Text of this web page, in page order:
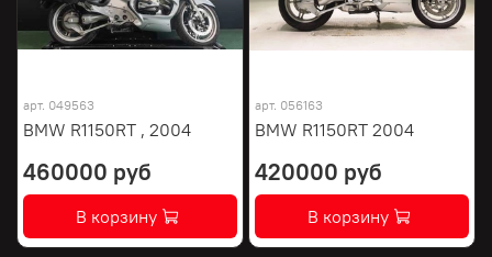
арт. 049563
BMW R1150RT , 2004
460000 руб
В корзину
арт. 056163
BMW R1150RT 2004
420000 руб
В корзину